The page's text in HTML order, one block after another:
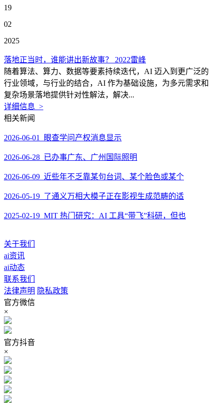
19
02
2025
落地正当时，谁能讲出新故事？ 2022雷峰
随着算法、算力、数据等要素持续迭代，AI 迈入到更广泛的
行业领域，与行业的结合，AI 作为基础设施，为多元需求和
复杂场景落地提供针对性解法，解决...
详细信息 >
相关新闻
2026-06-01 眼查学问产权消息显示
2026-06-28 已办事广东、广州国际照明
2026-06-09 近些年不乏靠某句台词、某个脸色或某个
2026-05-19 了通义万相大模子正在影视生成范畴的适
2025-02-19 MIT 热门研究：AI 工具“带飞”科研，但也
关于我们
ai资讯
ai动态
联系我们
法律声明 隐私政策
官方微信
×
官方抖音
×